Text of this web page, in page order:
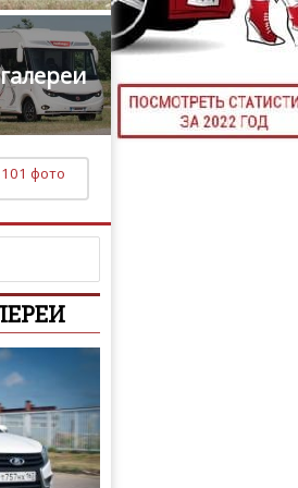
ТЮНИНГ
101 фото